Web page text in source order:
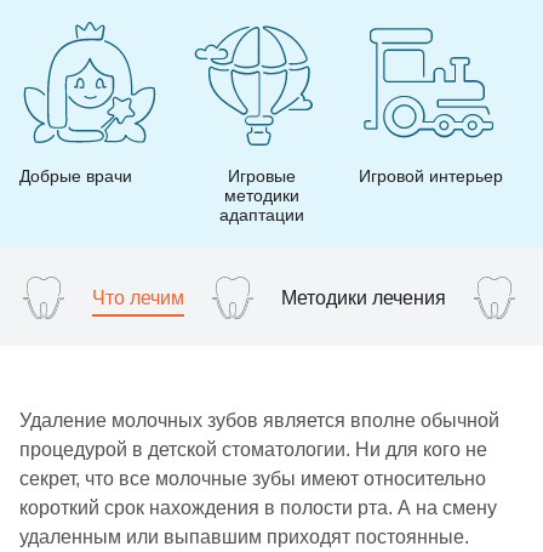
Добрые врачи
Игровые
методики
адаптации
Игровой интерьер
Что лечим Методики лечения
Удаление молочных зубов является вполне обычной
процедурой в детской стоматологии. Ни для кого не
секрет, что все молочные зубы имеют относительно
короткий срок нахождения в полости рта. А на смену
удаленным или выпавшим приходят постоянные.